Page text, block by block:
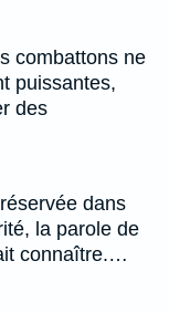
combattons ne
puissantes,
des
dans
la parole de
connaître.…